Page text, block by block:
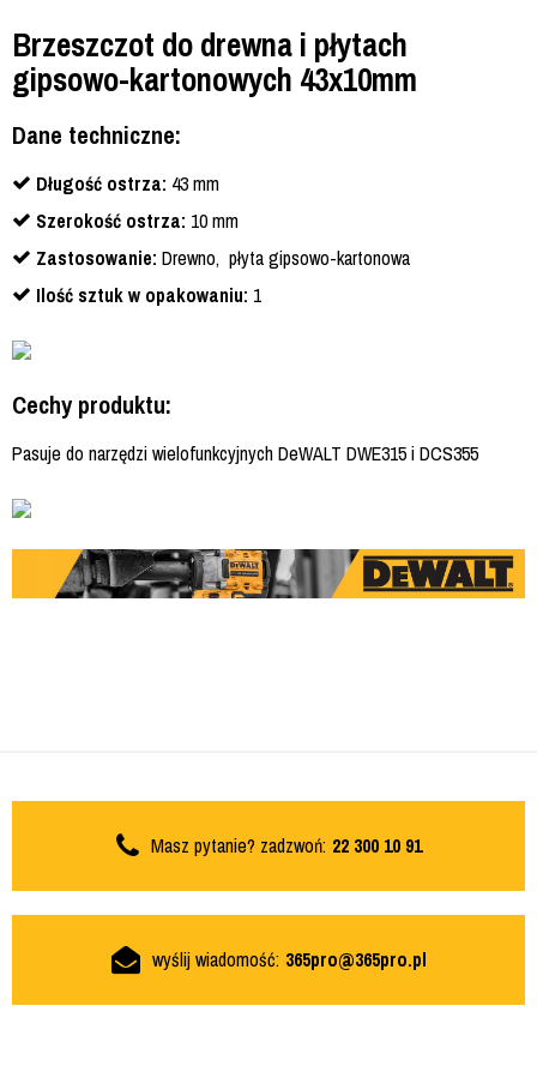
Brzeszczot do drewna i płytach
gipsowo-kartonowych 43x10mm
Dane techniczne:
Długość ostrza: 43 mm
Szerokość ostrza: 10 mm
Zastosowanie: Drewno, płyta gipsowo-kartonowa
Ilość sztuk w opakowaniu: 1
Cechy produktu:
Pasuje do narzędzi wielofunkcyjnych DeWALT DWE315 i DCS355
Masz pytanie? zadzwoń: 22 300 10 91
wyślij wiadomość: 365pro@365pro.pl